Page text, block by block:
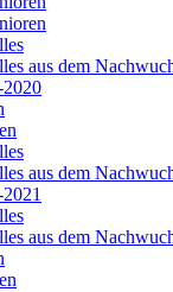
aus dem
2020
aus dem
aus dem